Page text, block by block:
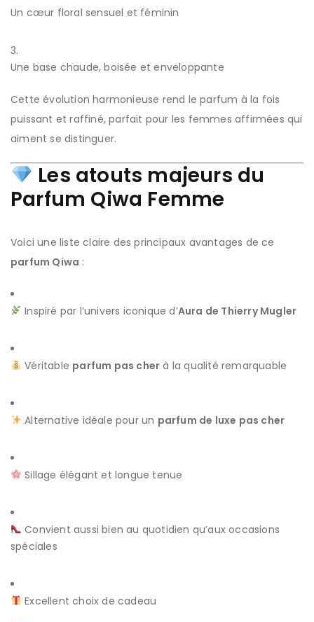
Un cœur floral sensuel et féminin
Une base chaude, boisée et enveloppante
Cette évolution harmonieuse rend le parfum à la fois
puissant et raffiné, parfait pour les femmes affirmées qui
aiment se distinguer.
Les atouts majeurs du
Parfum Qiwa Femme
Voici une liste claire des principaux avantages de ce
parfum Qiwa :
Inspiré par l’univers iconique d’Aura de Thierry Mugler
Véritable parfum pas cher à la qualité remarquable
Alternative idéale pour un parfum de luxe pas cher
Sillage élégant et longue tenue
Convient aussi bien au quotidien qu’aux occasions
spéciales
Excellent choix de cadeau